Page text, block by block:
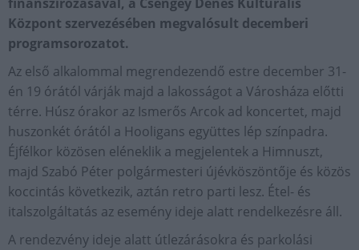
Központ szervezésében megvalósult decemberi
programsorozatot.
Az első alkalommal megrendezendő estre december 31-
én 19 órától várják majd a lakosságot a Városháza előtti
térre. Húsz órakor az Ismerős Arcok ad koncertet, majd
huszonkét órától a Hooligans együttes lép színpadra.
Éjfélkor közösen eléneklik a megjelentek a Himnuszt,
majd Szabó Péter polgármesteri újévköszöntője és közös
koccintás következik, aztán retro parti lesz. Étel- és
italszolgáltatás az esemény ideje alatt rendelkezésre áll.
A rendezvény ideje alatt útlezárásokra és parkolási